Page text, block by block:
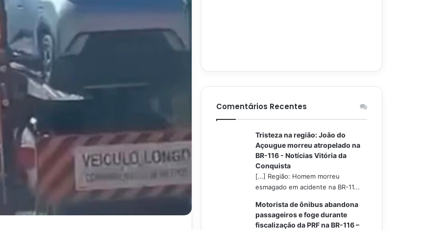
Comentários Recentes
Tristeza na região: João do
Açougue morreu atropelado na
BR-116 - Notícias Vitória da
Conquista
[…] Região: Homem morreu
esmagado em acidente na BR-11...
Motorista de ônibus abandona
passageiros e foge durante
fiscalização da PRF na BR-116 –